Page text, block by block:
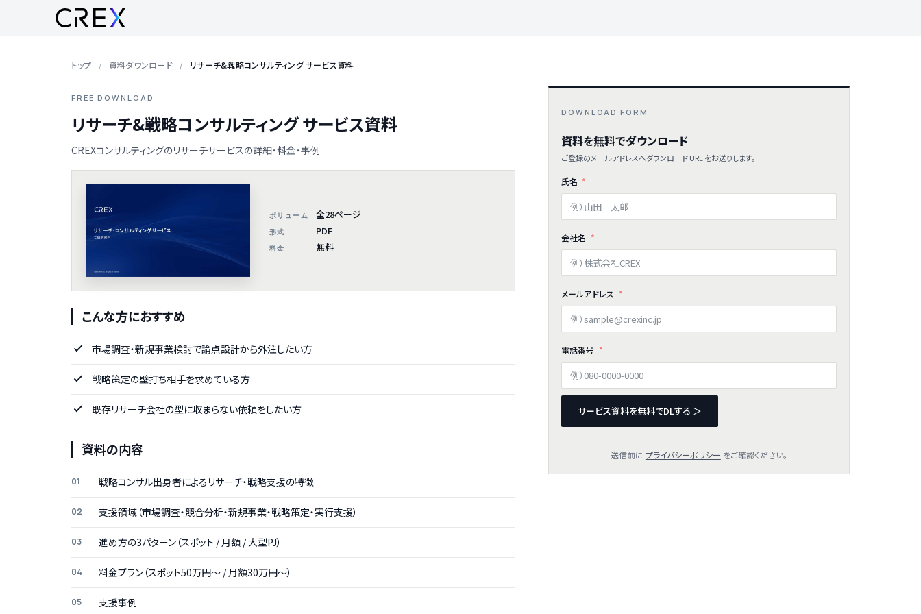
トップ 資料ダウンロード リサーチ&戦略コンサルティング サービス資料
FREE DOWNLOAD
リサーチ&戦略コンサルティング サービス資料
CREXコンサルティングのリサーチサービスの詳細・料金・事例
ボリューム 全28ページ
形式 PDF
料金 無料
DOWNLOAD FORM
資料を無料でダウンロード
ご登録のメールアドレスへダウンロード URL をお送りします。
氏名
会社名
メールアドレス
電話番号
サービス資料を無料でDLする ＞
送信前に プライバシーポリシー をご確認ください。
こんな方におすすめ
市場調査・新規事業検討で論点設計から外注したい方
戦略策定の壁打ち相手を求めている方
既存リサーチ会社の型に収まらない依頼をしたい方
資料の内容
戦略コンサル出身者によるリサーチ・戦略支援の特徴
支援領域（市場調査・競合分析・新規事業・戦略策定・実行支援）
進め方の3パターン（スポット / 月額 / 大型PJ）
料金プラン（スポット50万円〜 / 月額30万円〜）
支援事例